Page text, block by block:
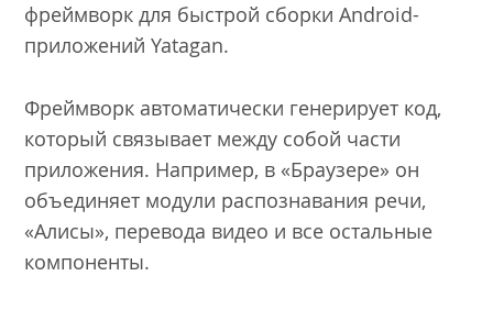
фреймворк для быстрой сборки Android-
приложений Yatagan.
Фреймворк автоматически генерирует код,
который связывает между собой части
приложения. Например, в «Браузере» он
объединяет модули распознавания речи,
«Алисы», перевода видео и все остальные
компоненты.